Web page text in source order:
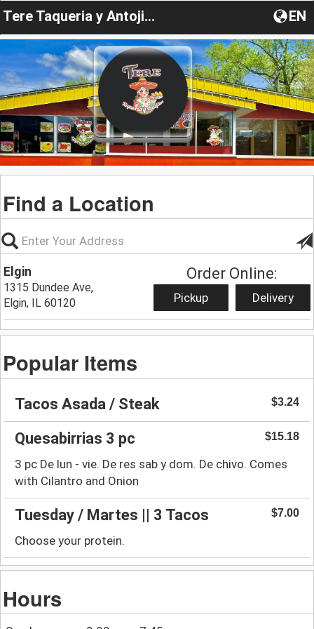
Tere Taqueria y Antojitos EN
Find a Location
Elgin
1315 Dundee Ave,
Elgin, IL 60120
Order Online:
Pickup Delivery
Popular Items
Tacos Asada / Steak $3.24
Quesabirrias 3 pc $15.18
3 pc De lun - vie. De res sab y dom. De chivo. Comes
with Cilantro and Onion
Tuesday / Martes || 3 Tacos $7.00
Choose your protein.
Hours